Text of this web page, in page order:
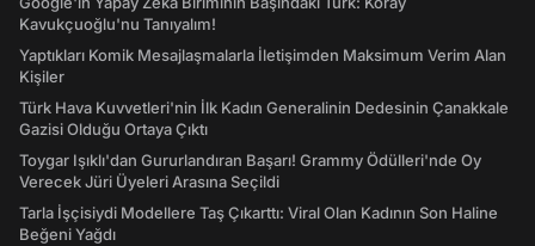
Kavukçuoğlu'nu Tanıyalım!
Yaptıkları Komik Mesajlaşmalarla İletişimden Maksimum Verim Alan
Kişiler
Türk Hava Kuvvetleri'nin İlk Kadın Generalinin Dedesinin Çanakkale
Gazisi Olduğu Ortaya Çıktı
Toygar Işıklı'dan Gururlandıran Başarı! Grammy Ödülleri'nde Oy
Verecek Jüri Üyeleri Arasına Seçildi
Tarla İşçisiydi Modellere Taş Çıkarttı: Viral Olan Kadının Son Haline
Beğeni Yağdı